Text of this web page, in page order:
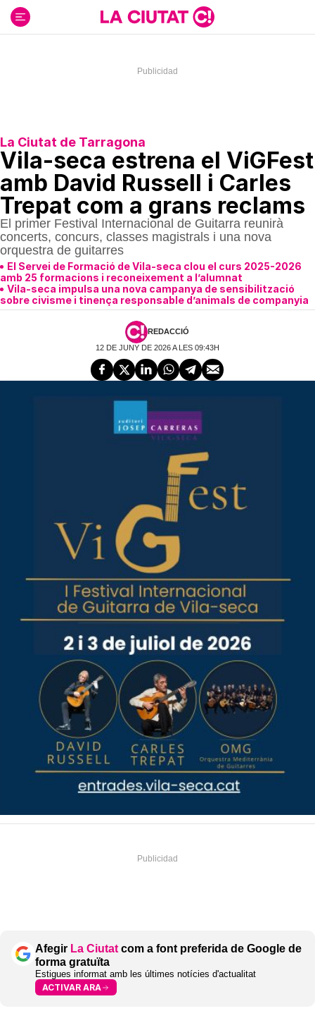
contenido
La Ciutat de Tarragona
Vila-seca estrena el ViGFest
amb David Russell i Carles
Trepat com a grans reclams
El primer Festival Internacional de Guitarra reunirà
concerts, concurs, classes magistrals i una nova
orquestra de guitarres
El Servei de Formació de Vila-seca clou el curs 2025-2026
amb 25 formacions i reconeixement a l’alumnat
Vila-seca impulsa una nova campanya de sensibilització
sobre civisme i tinença responsable d’animals de companyia
REDACCIÓ
12 DE JUNY DE 2026 A LES 09:43H
Afegir La Ciutatcom a font preferida de Google de
forma gratuïta
Estigues informat amb les últimes notícies d'actualitat
ACTIVAR ARA